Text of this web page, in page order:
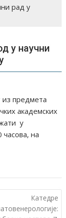
рад у
у научни
из предмета
академских
у
на
Катедре